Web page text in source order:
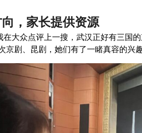
，家长提供资源
在大众点评上一搜，武汉正好有三国的
京剧、昆剧，她们有了一睹真容的兴